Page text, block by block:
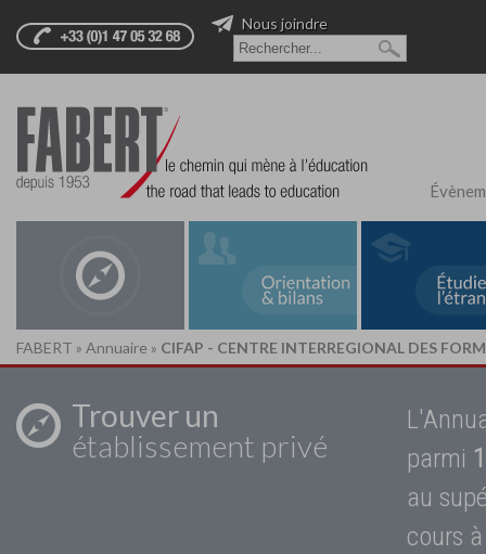
Nous joindre
FABERT » Annuaire » CIFAP - CENTRE INTERREGIONAL DES
Trouver un
établissement privé
parmi
au
cours